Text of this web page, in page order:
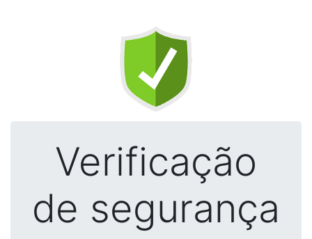
Verificação
de segurança